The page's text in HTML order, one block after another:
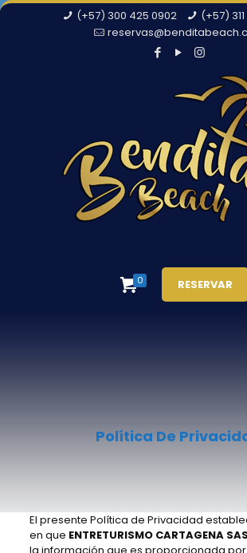
(+57) 300 425 0902
(+57)
0 RESERVAR
Política De
El presente Política de Privacidad
en que ENTRETURISMO CARTAGENA SAS